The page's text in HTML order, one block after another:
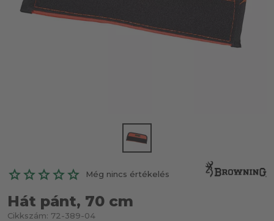
Még nincs értékelés
Hát pánt, 70 cm
Cikkszám: 72-389-04